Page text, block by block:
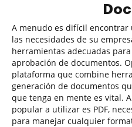
A menudo es difícil
las necesidades de su
herramientas adecuadas
aprobación de documentos.
plataforma que combine
generación de documentos
que tenga en mente es vital.
popular a utilizar es PDF,
para manejar cualquier